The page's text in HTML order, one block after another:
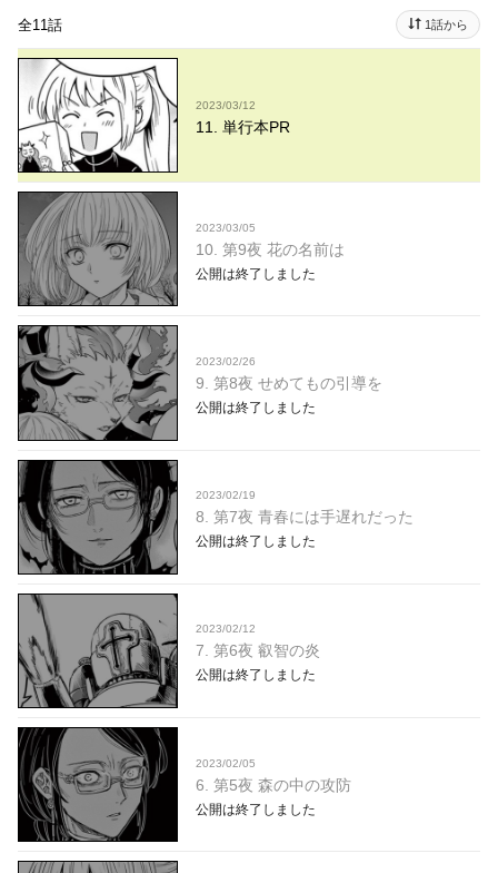
全11話 1話から
2023/03/12
11. 単行本PR
2023/03/05
10. 第9夜 花の名前は
公開は終了しました
2023/02/26
9. 第8夜 せめてもの引導を
公開は終了しました
2023/02/19
8. 第7夜 青春には手遅れだった
公開は終了しました
2023/02/12
7. 第6夜 叡智の炎
公開は終了しました
2023/02/05
6. 第5夜 森の中の攻防
公開は終了しました